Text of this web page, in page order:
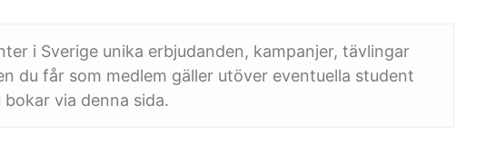
i Sverige unika erbjudanden, kampanjer, tävlingar
du får som medlem gäller utöver eventuella student
via denna sida.